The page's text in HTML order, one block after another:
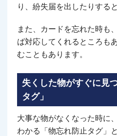
り、紛失届を出したりする
また、カードを忘れた時も
ば対応してくれるところも
むこともあります。
失くした物がすぐに見
タグ」
大事な物がなくなった時に
わかる「物忘れ防止タグ」